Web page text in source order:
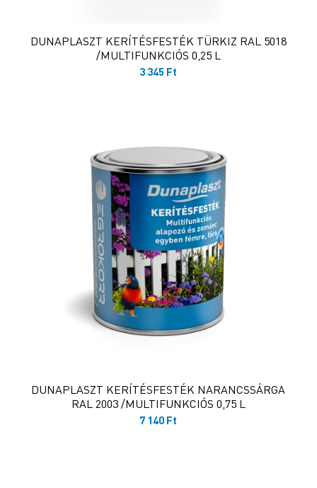
DUNAPLASZT KERÍTÉSFESTÉK TÜRKIZ RAL 5018
/MULTIFUNKCIÓS 0,25 L
3 345 Ft
DUNAPLASZT KERÍTÉSFESTÉK NARANCSSÁRGA
RAL 2003 /MULTIFUNKCIÓS 0,75 L
7 140 Ft